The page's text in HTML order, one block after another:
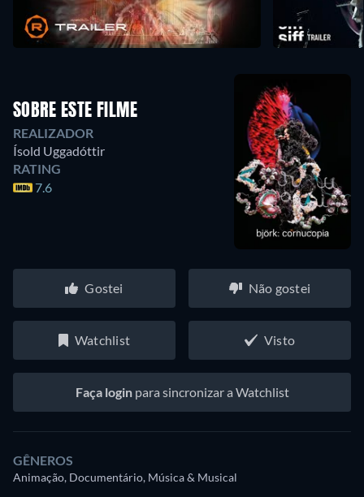
SOBRE ESTE FILME
REALIZADOR
Ísold Uggadóttir
RATING
7.6
Gostei Não gostei
Watchlist Visto
Faça loginpara sincronizar a Watchlist
GÊNEROS
Animação, Documentário, Música & Musical